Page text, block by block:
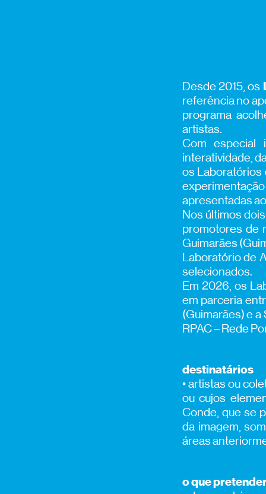
Desde 2015, os
referência no
programa
artistas.
Com especial
interatividade,
os Laboratórios
apresentadas
Nos últimos
promotores de
Guimarães
Laboratório de
selecionados.
Em 2026, os
em parceria
(Guimarães) e
RPAC – Rede
destinatários
• artistas ou
ou cujos
Conde, que se
da imagem,
áreas
o que